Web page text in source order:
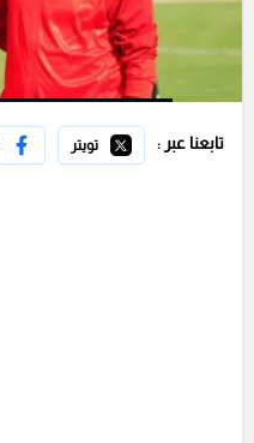
تابعنا عبر : تويتر